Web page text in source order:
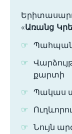
«Առանց
քարտի
Պակաս
Նույն